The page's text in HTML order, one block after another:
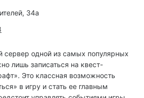
34а
сервер одной из самых популярных
лишь записаться на квест-
Это классная возможность
в игру и стать ее главным